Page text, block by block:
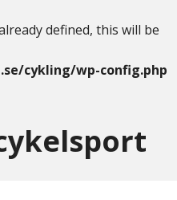
defined, this will be
cykling/wp-config.php